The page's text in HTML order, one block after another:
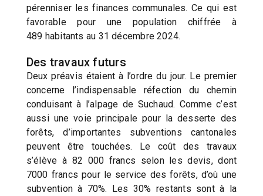
pérenniser les finances communales. Ce qui est
favorable pour une population chiffrée à
489 habitants au 31 décembre 2024.
Des travaux futurs
Deux préavis étaient à l’ordre du jour. Le premier
concerne l’indispensable réfection du chemin
conduisant à l’alpage de Suchaud. Comme c’est
aussi une voie principale pour la desserte des
forêts, d’importantes subventions cantonales
peuvent être touchées. Le coût des travaux
s’élève à 82 000 francs selon les devis, dont
7000 francs pour le service des forêts, d’où une
subvention à 70%. Les 30% restants sont à la